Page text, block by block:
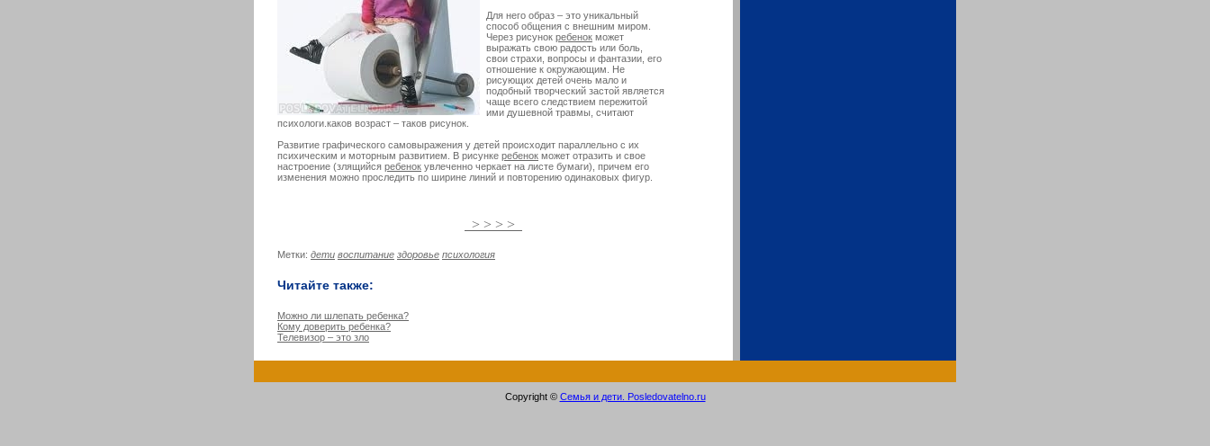
Для него образ – это уникальный
способ общения с внешним миром.
Через рисунок ребенок может
выражать свою радость или боль,
свои страхи, вопросы и фантазии, его
отношение к окружающим. Не
рисующих детей очень мало и
подобный творческий застой является
чаще всего следствием пережитой
ими душевной травмы, считают
психологи.каков возраст – таков рисунок.
Развитие графического самовыражения у детей происходит параллельно с их
психическим и моторным развитием. В рисунке ребенок может отразить и свое
настроение (злящийся ребенок увлеченно черкает на листе бумаги), причем его
изменения можно проследить по ширине линий и повторению одинаковых фигур.
> > > >
Метки: дети воспитание здоровье психология
Читайте также:
Можно ли шлепать ребенка?
Кому доверить ребенка?
Телевизор – это зло
Copyright © Семья и дети. Posledovatelno.ru